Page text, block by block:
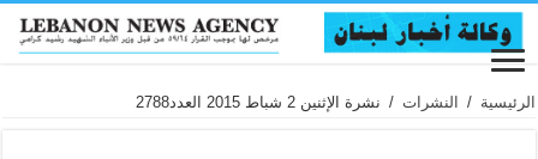
الرئيسية / النشرات / نشرة الإثنين 2 شباط 2015 العدد2788